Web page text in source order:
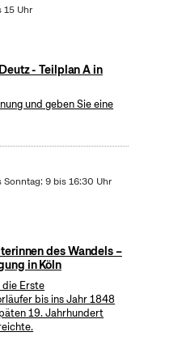
15 Uhr
- Teilplan A in
und geben Sie eine
9 bis 16:30 Uhr
des Wandels –
in Köln
Erste
bis ins Jahr 1848
19. Jahrhundert